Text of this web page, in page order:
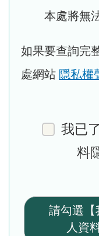
本處將無
如果要查詢完
處網站 隱私權
我已
料
請勾選【
人資